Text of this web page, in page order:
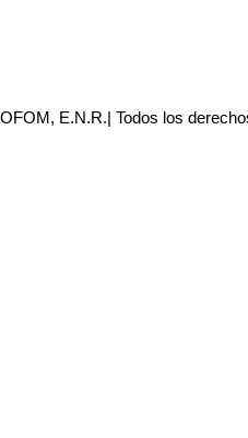
E.N.R.| Todos los